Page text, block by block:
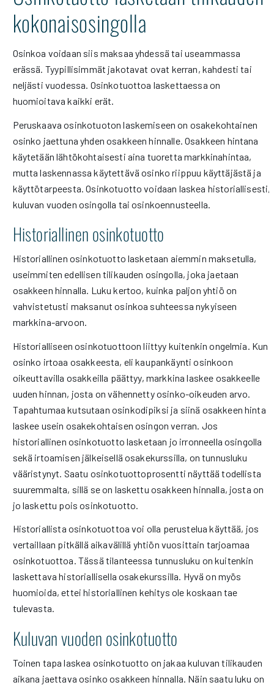
kokonaisosingolla
Osinkoa voidaan siis maksaa yhdessä tai useammassa
erässä. Tyypillisimmät jakotavat ovat kerran, kahdesti tai
neljästi vuodessa. Osinkotuottoa laskettaessa on
huomioitava kaikki erät.
Peruskaava osinkotuoton laskemiseen on osakekohtainen
osinko jaettuna yhden osakkeen hinnalle. Osakkeen hintana
käytetään lähtökohtaisesti aina tuoretta markkinahintaa,
mutta laskennassa käytettävä osinko riippuu käyttäjästä ja
käyttötarpeesta. Osinkotuotto voidaan laskea historiallisesti,
kuluvan vuoden osingolla tai osinkoennusteella.
Historiallinen osinkotuotto
Historiallinen osinkotuotto lasketaan aiemmin maksetulla,
useimmiten edellisen tilikauden osingolla, joka jaetaan
osakkeen hinnalla. Luku kertoo, kuinka paljon yhtiö on
vahvistetusti maksanut osinkoa suhteessa nykyiseen
markkina-arvoon.
Historialliseen osinkotuottoon liittyy kuitenkin ongelmia. Kun
osinko irtoaa osakkeesta, eli kaupankäynti osinkoon
oikeuttavilla osakkeilla päättyy, markkina laskee osakkeelle
uuden hinnan, josta on vähennetty osinko-oikeuden arvo.
Tapahtumaa kutsutaan osinkodipiksi ja siinä osakkeen hinta
laskee usein osakekohtaisen osingon verran. Jos
historiallinen osinkotuotto lasketaan jo irronneella osingolla
sekä irtoamisen jälkeisellä osakekurssilla, on tunnusluku
vääristynyt. Saatu osinkotuottoprosentti näyttää todellista
suuremmalta, sillä se on laskettu osakkeen hinnalla, josta on
jo laskettu pois osinkotuotto.
Historiallista osinkotuottoa voi olla perustelua käyttää, jos
vertaillaan pitkällä aikavälillä yhtiön vuosittain tarjoamaa
osinkotuottoa. Tässä tilanteessa tunnusluku on kuitenkin
laskettava historiallisella osakekurssilla. Hyvä on myös
huomioida, ettei historiallinen kehitys ole koskaan tae
tulevasta.
Kuluvan vuoden osinkotuotto
Toinen tapa laskea osinkotuotto on jakaa kuluvan tilikauden
aikana jaettava osinko osakkeen hinnalla. Näin saatu luku on